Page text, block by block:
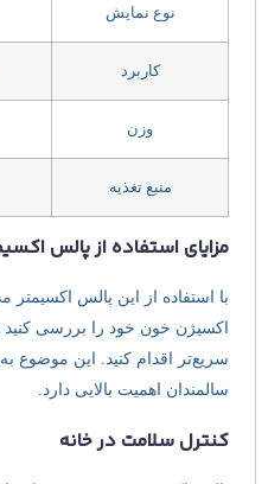
نوع نمایش
کاربرد
وزن
منبع تغذیه
مزایای استفاده از پالس
با استفاده از این پالس
اکسیژن خون خود را بررسی
سریع‌تر اقدام کنید. این موضوع
سالمندان اهمیت بالایی دارد.
کنترل سلامت در خانه